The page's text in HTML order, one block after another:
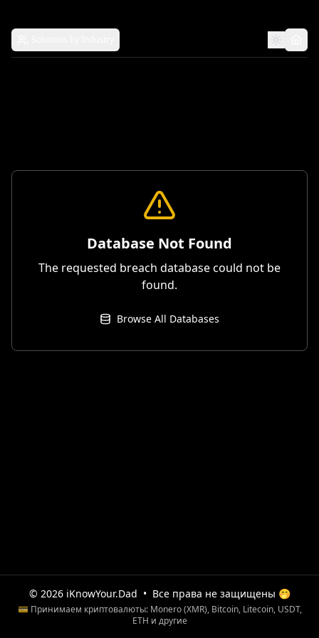
Database Not Found
The requested breach database could not be
found.
Browse All Databases
© 2026 iKnowYour.Dad • Все права не защищены 🤭
💳 Принимаем криптовалюты: Monero (XMR), Bitcoin, Litecoin, USDT,
ETH и другие